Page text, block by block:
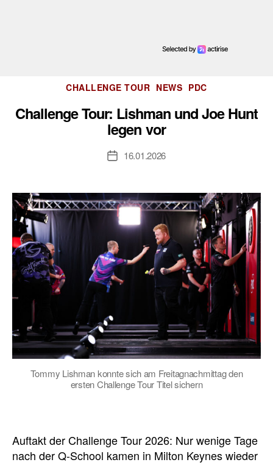
Kategorien
CHALLENGE TOUR NEWS PDC
Challenge Tour: Lishman und Joe Hunt
legen vor
Veröffentlichungsdatum
16.01.2026
Tommy Lishman konnte sich am Freitagnachmittag den
ersten Challenge Tour Titel sichern
Auftakt der Challenge Tour 2026: Nur wenige Tage
nach der Q-School kamen in Milton Keynes wieder